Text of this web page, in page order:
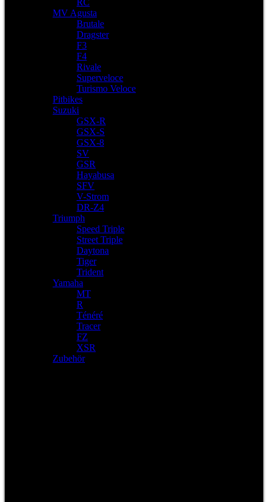
RC
MV Agusta
Brutale
Dragster
F3
F4
Rivale
Superveloce
Turismo Veloce
Pitbikes
Suzuki
GSX-R
GSX-S
GSX-8
SV
GSR
Hayabusa
SFV
V-Strom
DR-Z4
Triumph
Speed Triple
Street Triple
Daytona
Tiger
Trident
Yamaha
MT
R
Ténéré
Tracer
FZ
XSR
Zubehör